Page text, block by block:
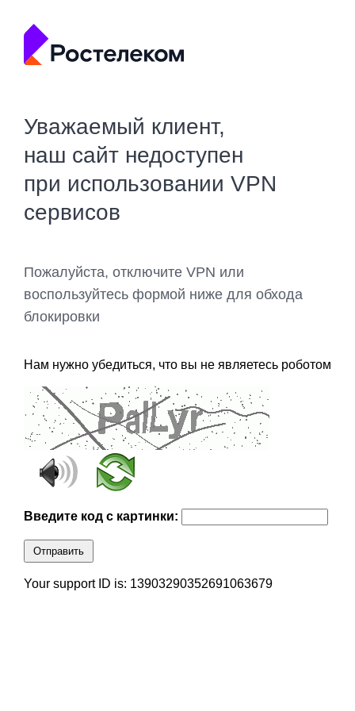
Уважаемый клиент,
наш сайт недоступен
при использовании VPN
сервисов
Пожалуйста, отключите VPN или
воспользуйтесь формой ниже для обхода
блокировки
Нам нужно убедиться, что вы не являетесь роботом
Введите код с картинки:
Отправить
Your support ID is: 13903290352691063679